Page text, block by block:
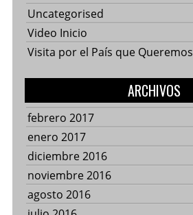
Uncategorised
Video Inicio
Visita por el País que Queremos
ARCHIVOS
febrero 2017
enero 2017
diciembre 2016
noviembre 2016
agosto 2016